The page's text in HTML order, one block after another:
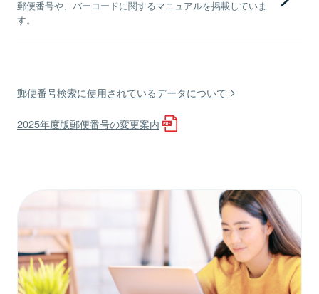
郵便番号や、バーコードに関するマニュアルを掲載していま
す。
郵便番号検索に使用されているデータについて
2025年度版郵便番号の変更案内